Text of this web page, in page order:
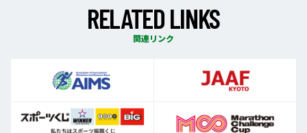
RELATEDLINKS
関連リンク